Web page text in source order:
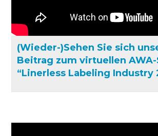
(Wieder-)Sehen Sie sich
Beitrag zum virtuellen
“Linerless Labeling Industry